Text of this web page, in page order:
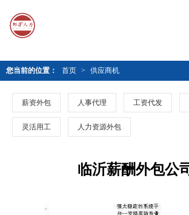
您当前的位置： 首页 > 供应商机
薪资外包 人事代理 工资代发
灵活用工 人力资源外包
临沂薪酬外包公